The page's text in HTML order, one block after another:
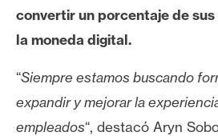
T
m
a
s
convertir un porcentaje de sus
la moneda digital.
“Siempre estamos buscando
expandir y mejorar la
empleados“, destacó Aryn